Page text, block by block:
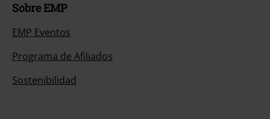
Sobre EMP
EMP Eventos
Programa de Afiliados
Sostenibilidad